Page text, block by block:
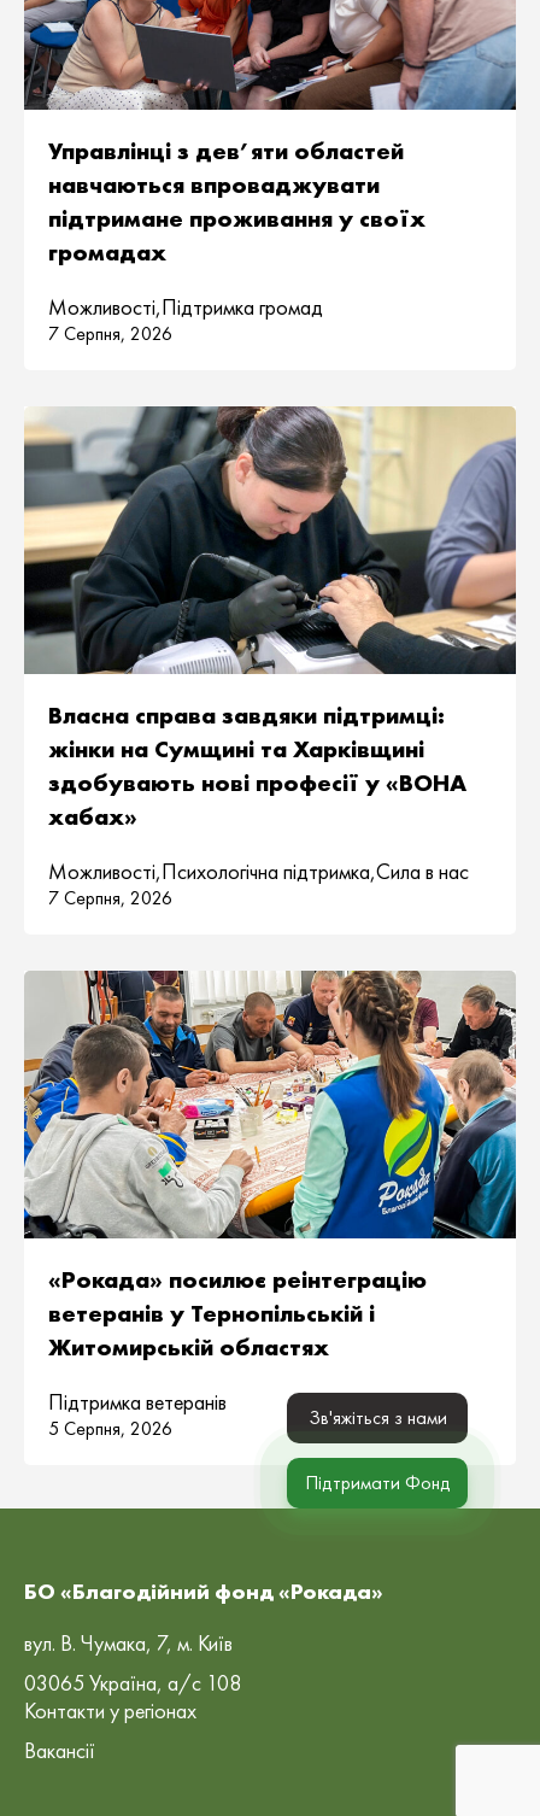
Управлінці з дев’яти областей
навчаються впроваджувати
підтримане проживання у своїх
громадах
Можливості,Підтримка громад
7 Серпня, 2026
Власна справа завдяки підтримці:
жінки на Сумщині та Харківщині
здобувають нові професії у «ВОНА
хабах»
Можливості,Психологічна підтримка,Сила в нас
7 Серпня, 2026
«Рокада» посилює реінтеграцію
ветеранів у Тернопільській і
Житомирській областях
Підтримка ветеранів
5 Серпня, 2026
БО «Благодійний фонд «Рокада»
вул. В. Чумака, 7, м. Київ
03065 Україна, а/с 108
Контакти у регіонах
Вакансії
Зв'яжіться з нами
Підтримати Фонд